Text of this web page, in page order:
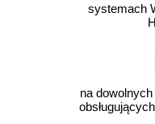
systemach
na